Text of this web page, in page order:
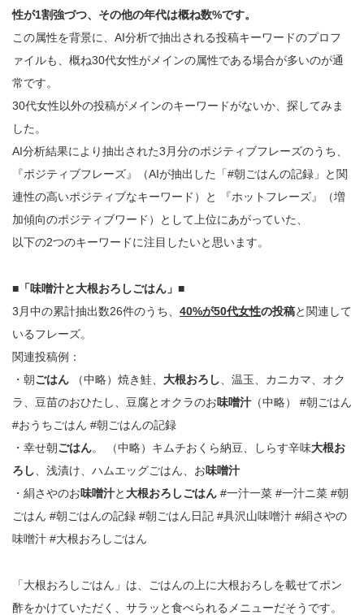
性が1割強づつ、その他の年代は概ね数%です。
この属性を背景に、AI分析で抽出される投稿キーワードのプロフ
ァイルも、概ね30代女性がメインの属性である場合が多いのが通
常です。
30代女性以外の投稿がメインのキーワードがないか、探してみま
した。
AI分析結果により抽出された3月分のポジティブフレーズのうち、
『ポジティブフレーズ』（AIが抽出した「#朝ごはんの記録」と関
連性の高いポジティブなキーワード）と 『ホットフレーズ』（増
加傾向のポジティブワード）として上位にあがっていた、
以下の2つのキーワードに注目したいと思います。
■「味噌汁と大根おろしごはん」■
3月中の累計抽出数26件のうち、 40%が50代女性の投稿と関連して
いるフレーズ。
関連投稿例：
・朝ごはん （中略）焼き鮭、 大根おろし、温玉、カニカマ、オク
ラ、豆苗のおひたし、豆腐とオクラのお味噌汁（中略） #朝ごはん
#おうちごはん #朝ごはんの記録
・幸せ朝ごはん。 （中略）キムチおくら納豆、しらす辛味大根お
ろし、浅漬け、ハムエッグごはん、お味噌汁
・絹さやのお味噌汁と 大根おろしごはん #一汁一菜 #一汁ニ菜 #朝
ごはん #朝ごはんの記録 #朝ごはん日記 #具沢山味噌汁 #絹さやの
味噌汁 #大根おろしごはん
「大根おろしごはん」は、ごはんの上に大根おろしを載せてポン
酢をかけていただく、サラッと食べられるメニューだそうです。